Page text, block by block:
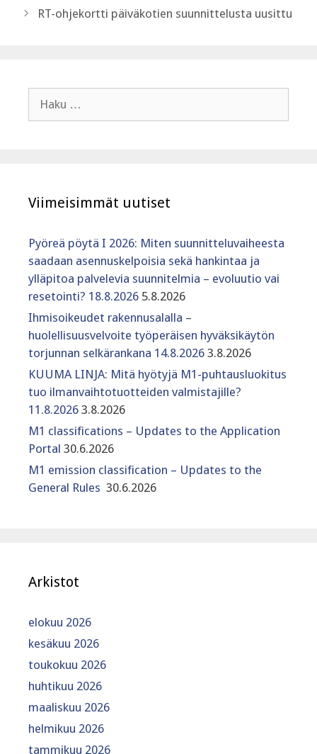
RT-ohjekortti päiväkotien suunnittelusta uusittu
Viimeisimmät uutiset
Pyöreä pöytä I 2026: Miten suunnitteluvaiheesta
saadaan asennuskelpoisia sekä hankintaa ja
ylläpitoa palvelevia suunnitelmia – evoluutio vai
resetointi? 18.8.2026 5.8.2026
Ihmisoikeudet rakennusalalla –
huolellisuusvelvoite työperäisen hyväksikäytön
torjunnan selkärankana 14.8.2026 3.8.2026
KUUMA LINJA: Mitä hyötyjä M1-puhtausluokitus
tuo ilmanvaihtotuotteiden valmistajille?
11.8.2026 3.8.2026
M1 classifications – Updates to the Application
Portal 30.6.2026
M1 emission classification – Updates to the
General Rules 30.6.2026
Arkistot
elokuu 2026
kesäkuu 2026
toukokuu 2026
huhtikuu 2026
maaliskuu 2026
helmikuu 2026
tammikuu 2026